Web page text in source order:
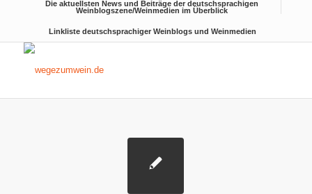
Die aktuellsten News und Beiträge der deutschsprachigen
Weinblogszene/Weinmedien im Überblick
Linkliste deutschsprachiger Weinblogs und Weinmedien